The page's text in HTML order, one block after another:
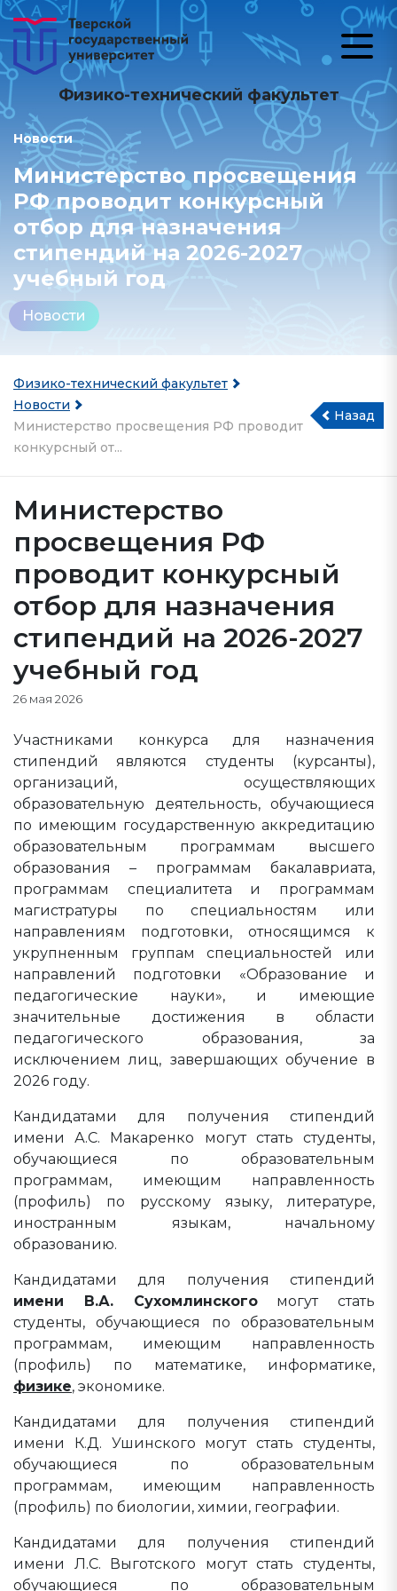
Физико-технический факультет
Новости
Министерство просвещения
РФ проводит конкурсный
отбор для назначения
стипендий на 2026-2027
учебный год
Новости
Физико-технический факультет
Новости
Министерство просвещения РФ проводит
конкурсный от...
Назад
Министерство
просвещения РФ
проводит конкурсный
отбор для назначения
стипендий на 2026-2027
учебный год
26 мая 2026
Участниками конкурса для назначения
стипендий являются студенты (курсанты),
организаций, осуществляющих
образовательную деятельность, обучающиеся
по имеющим государственную аккредитацию
образовательным программам высшего
образования – программам бакалавриата,
программам специалитета и программам
магистратуры по специальностям или
направлениям подготовки, относящимся к
укрупненным группам специальностей или
направлений подготовки «Образование и
педагогические науки», и имеющие
значительные достижения в области
педагогического образования, за
исключением лиц, завершающих обучение в
2026 году.
Кандидатами для получения стипендий
имени А.С. Макаренко могут стать студенты,
обучающиеся по образовательным
программам, имеющим направленность
(профиль) по русскому языку, литературе,
иностранным языкам, начальному
образованию.
Кандидатами для получения стипендий
имени В.А. Сухомлинскогомогут стать
студенты, обучающиеся по образовательным
программам, имеющим направленность
(профиль) по математике, информатике,
физике, экономике.
Кандидатами для получения стипендий
имени К.Д. Ушинского могут стать студенты,
обучающиеся по образовательным
программам, имеющим направленность
(профиль) по биологии, химии, географии.
Кандидатами для получения стипендий
имени Л.С. Выготского могут стать студенты,
обучающиеся по образовательным